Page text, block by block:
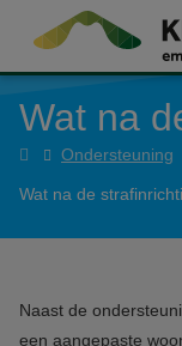
Overslaan en
Wat na
HomeOndersteuning
Wat na de
Naast de
een aangepaste